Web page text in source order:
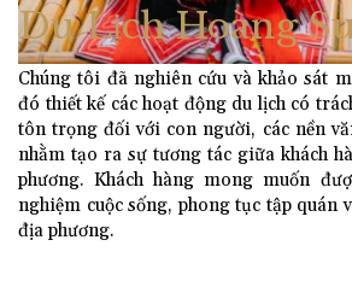
Du Lịch Hoàng
Chúng tôi đã nghiên cứu và khảo sát
đó thiết kế các hoạt động du lịch có
tôn trọng đối với con người, các nền
nhằm tạo ra sự tương tác giữa khách
phương. Khách hàng mong muốn
nghiệm cuộc sống, phong tục tập quán
địa phương.